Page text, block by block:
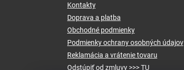
Kontakty
Doprava a platba
Obchodné podmienky
Podmienky ochrany osobných údajov
Reklamácia a vrátenie tovaru
Odstúpiť od zmluvy >>> TU